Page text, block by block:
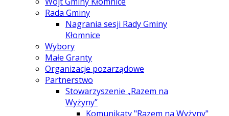
Rada Gminy
Nagrania sesji Rady Gminy
Kłomnice
Wybory
Małe Granty
Organizacje pozarządowe
Partnerstwo
Stowarzyszenie „Razem na
Wyżyny”
Komunikaty "Razem na Wyżyny"